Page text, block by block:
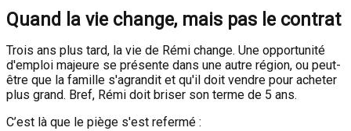
Quand la vie change, mais pas le contrat
Trois ans plus tard, la vie de Rémi change. Une opportunité
d'emploi majeure se présente dans une autre région, ou peut-
être que la famille s'agrandit et qu'il doit vendre pour acheter
plus grand. Bref, Rémi doit briser son terme de 5 ans.
C’est là que le piège s'est refermé :